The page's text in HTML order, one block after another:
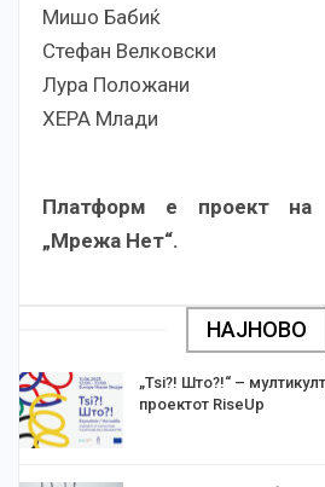
Мишо Бабиќ
Стефан Велковски
Лура Положани
ХЕРА Млади
Платформ е проект на
„Мрежа Нет“.
НАЈНОВО
„Tsi?! Што?!“ –
проектот RiseUp